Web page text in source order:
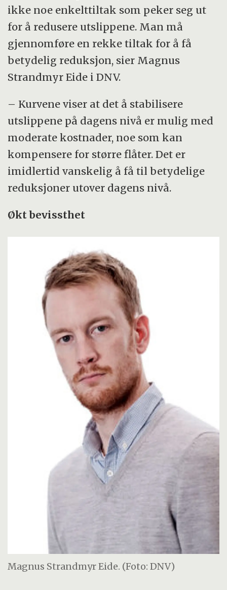
ikke noe enkelttiltak som peker seg ut
for å redusere utslippene. Man må
gjennomføre en rekke tiltak for å få
betydelig reduksjon, sier Magnus
Strandmyr Eide i DNV.
– Kurvene viser at det å stabilisere
utslippene på dagens nivå er mulig med
moderate kostnader, noe som kan
kompensere for større flåter. Det er
imidlertid vanskelig å få til betydelige
reduksjoner utover dagens nivå.
Økt bevissthet
Magnus Strandmyr Eide. (Foto: DNV)